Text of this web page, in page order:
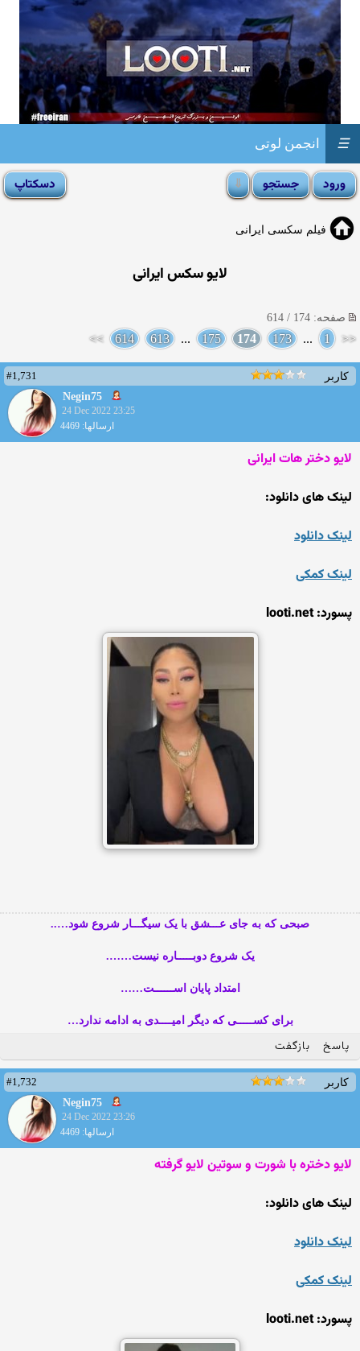
انجمن لوتی ☰
فیلم سکسی ایرانی
لایو سکس ایرانی
صفحه: 174 / 614
<<
1
...
173
174
175
...
613
614
>>
کاربر
#1,731
Negin75
24 Dec 2022 23:25
ارسالها: 4469
لایو دختر هات ایرانی
لینک های دانلود:
لینک دانلود
لینک کمکی
پسورد: looti.net
صبحی که به جای عـــشق با یک سیگـــار شروع شود…..
یک شروع دوبـــــاره نیست…….
امتداد پایان اســــــت……
برای کســـــی که دیگر امیــــدی به ادامه ندارد…
پاسخ بازگفت
کاربر
#1,732
Negin75
24 Dec 2022 23:26
ارسالها: 4469
لایو دختره با شورت و سوتین لایو گرفته
لینک های دانلود:
لینک دانلود
لینک کمکی
پسورد: looti.net